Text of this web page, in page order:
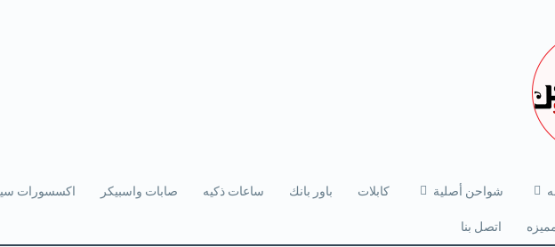
شواحن أصلية كابلات باور بانك ساعات ذكيه صابات واسبيكر اكسسورات
اتصل بنا